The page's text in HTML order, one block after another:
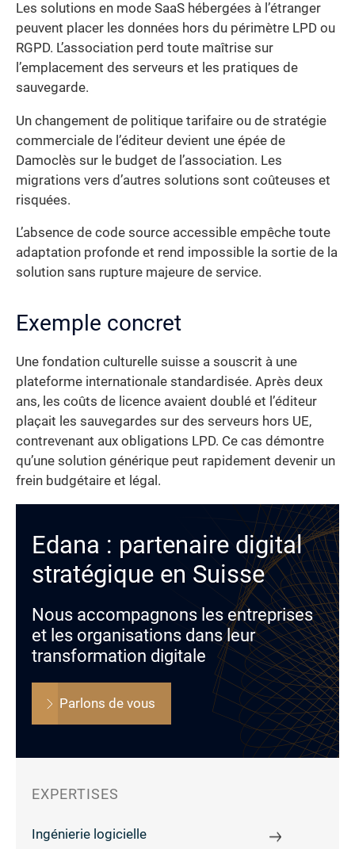
Les solutions en mode SaaS hébergées à l’étranger
peuvent placer les données hors du périmètre LPD ou
RGPD. L’association perd toute maîtrise sur
l’emplacement des serveurs et les pratiques de
sauvegarde.
Un changement de politique tarifaire ou de stratégie
commerciale de l’éditeur devient une épée de
Damoclès sur le budget de l’association. Les
migrations vers d’autres solutions sont coûteuses et
risquées.
L’absence de code source accessible empêche toute
adaptation profonde et rend impossible la sortie de la
solution sans rupture majeure de service.
Exemple concret
Une fondation culturelle suisse a souscrit à une
plateforme internationale standardisée. Après deux
ans, les coûts de licence avaient doublé et l’éditeur
plaçait les sauvegardes sur des serveurs hors UE,
contrevenant aux obligations LPD. Ce cas démontre
qu’une solution générique peut rapidement devenir un
frein budgétaire et légal.
Edana : partenaire digital
stratégique en Suisse
Nous accompagnons les entreprises
et les organisations dans leur
transformation digitale
Parlons de vous
EXPERTISES
Ingénierie logicielle